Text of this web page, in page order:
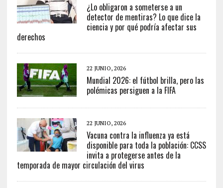
¿Lo obligaron a someterse a un
detector de mentiras? Lo que dice la
ciencia y por qué podría afectar sus
derechos
22 JUNIO, 2026
Mundial 2026: el fútbol brilla, pero las
polémicas persiguen a la FIFA
22 JUNIO, 2026
Vacuna contra la influenza ya está
disponible para toda la población: CCSS
invita a protegerse antes de la
temporada de mayor circulación del virus